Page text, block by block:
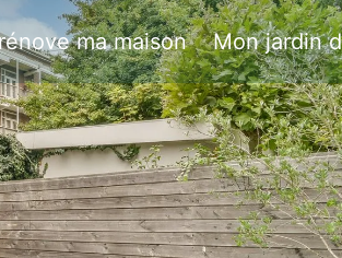
ma maison Mon jardin